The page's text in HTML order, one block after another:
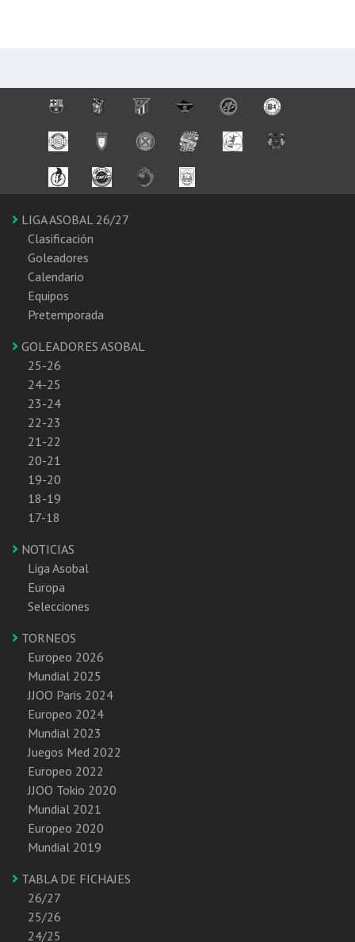
LIGA ASOBAL 26/27
Clasificación
Goleadores
Calendario
Equipos
Pretemporada
GOLEADORES ASOBAL
25-26
24-25
23-24
22-23
21-22
20-21
19-20
18-19
17-18
NOTICIAS
Liga Asobal
Europa
Selecciones
TORNEOS
Europeo 2026
Mundial 2025
JJOO Paris 2024
Europeo 2024
Mundial 2023
Juegos Med 2022
Europeo 2022
JJOO Tokio 2020
Mundial 2021
Europeo 2020
Mundial 2019
TABLA DE FICHAJES
26/27
25/26
24/25